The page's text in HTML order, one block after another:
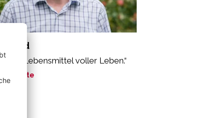
Alfred
sind Lebensmittel voller Leben.“